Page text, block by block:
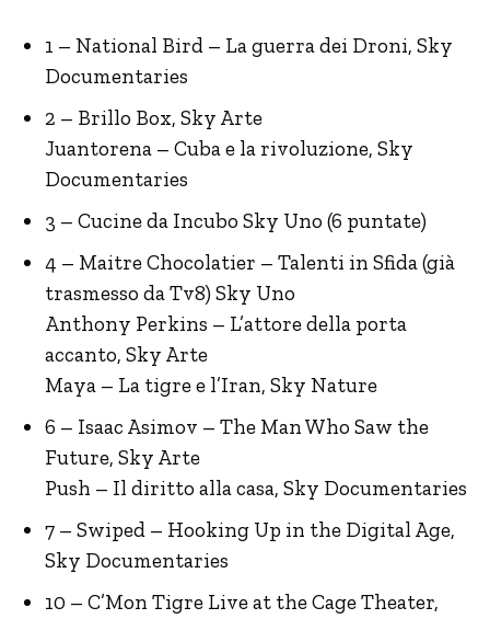
1 – National Bird – La guerra dei Droni, Sky
Documentaries
2 – Brillo Box, Sky Arte
Juantorena – Cuba e la rivoluzione, Sky
Documentaries
3 – Cucine da Incubo Sky Uno (6 puntate)
4 – Maitre Chocolatier – Talenti in Sfida (già
trasmesso da Tv8) Sky Uno
Anthony Perkins – L’attore della porta
accanto, Sky Arte
Maya – La tigre e l’Iran, Sky Nature
6 – Isaac Asimov – The Man Who Saw the
Future, Sky Arte
Push – Il diritto alla casa, Sky Documentaries
7 – Swiped – Hooking Up in the Digital Age,
Sky Documentaries
10 – C’Mon Tigre Live at the Cage Theater,